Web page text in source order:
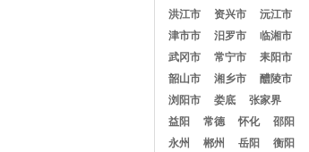
洪江市
资兴市
沅江市
津市市
汨罗市
临湘市
武冈市
常宁市
耒阳市
韶山市
湘乡市
醴陵市
浏阳市
娄底
张家界
益阳
常德 怀化
邵阳
永州
郴州 岳阳
衡阳